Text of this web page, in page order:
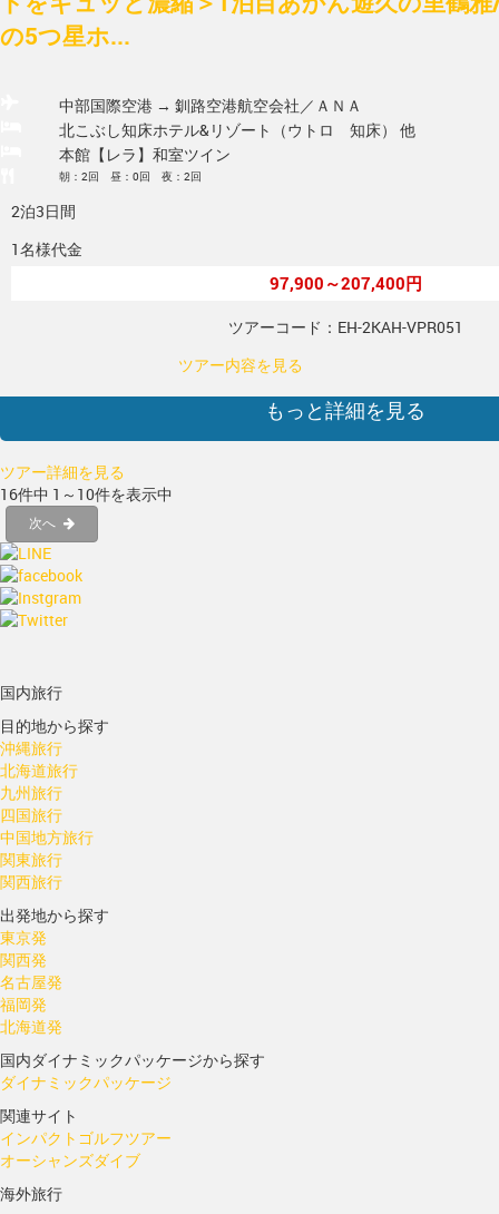
の5つ星ホ...
中部国際空港 → 釧路空港航空会社／ＡＮＡ
北こぶし知床ホテル&リゾート（ウトロ 知床） 他
本館【レラ】和室ツイン
朝：2回 昼：0回 夜：2回
2泊3日間
1名様代金
97,900～207,400円
ツアーコード：EH-2KAH-VPR051
ツアー内容を見る
もっと詳細を見る
ツアー詳細を見る
16件中 1～10件を表示中
次へ
国内旅行
目的地から探す
沖縄旅行
北海道旅行
九州旅行
四国旅行
中国地方旅行
関東旅行
関西旅行
出発地から探す
東京発
関西発
名古屋発
福岡発
北海道発
国内ダイナミックパッケージから探す
ダイナミックパッケージ
関連サイト
インパクトゴルフツアー
オーシャンズダイブ
海外旅行